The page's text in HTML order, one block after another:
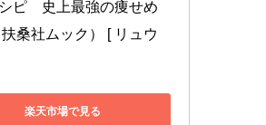
ピ　史上最強の痩せめ
扶桑社ムック） [ リュウ
楽天市場で見る